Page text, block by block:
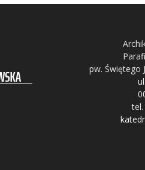
pw. Świętego